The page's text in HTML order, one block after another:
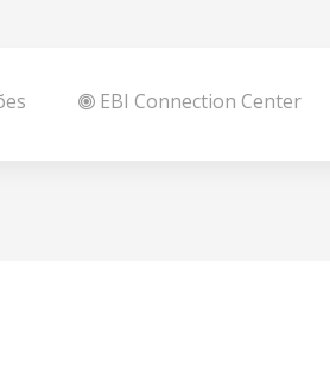
EBI Connection Center